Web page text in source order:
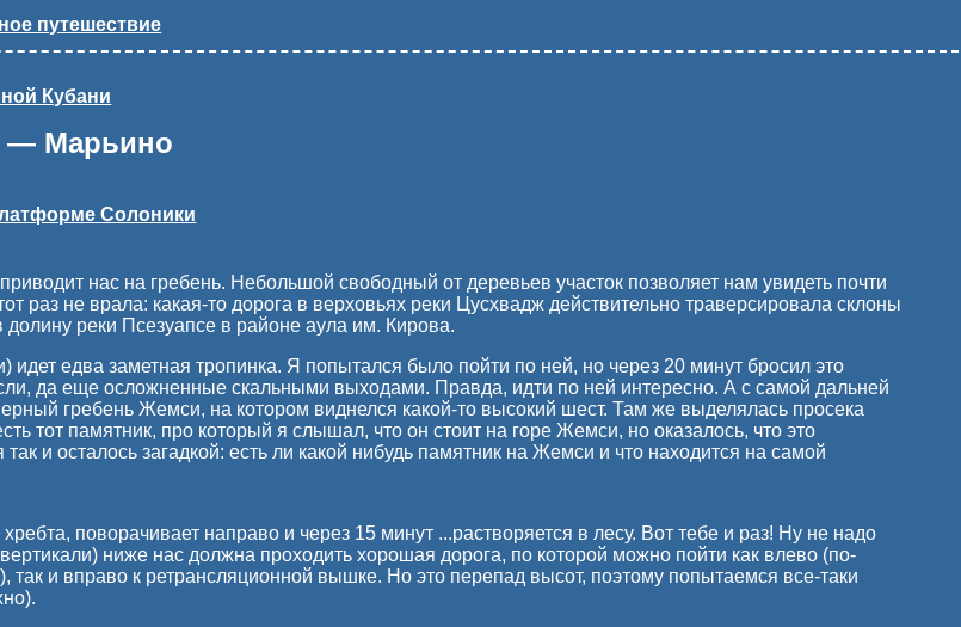
путешествие
Кубани
— Марьино
Солоники
нас на гребень. Небольшой свободный от деревьев участок позволяет нам увидеть почти
раз не врала: какая-то дорога в верховьях реки Цусхвадж действительно траверсировала склоны
долину реки Псезуапсе в районе аула им. Кирова.
едва заметная тропинка. Я попытался было пойти по ней, но через 20 минут бросил это
да еще осложненные скальными выходами. Правда, идти по ней интересно. А с самой дальней
гребень Жемси, на котором виднелся какой-то высокий шест. Там же выделялась просека
тот памятник, про который я слышал, что он стоит на горе Жемси, но оказалось, что это
и осталось загадкой: есть ли какой нибудь памятник на Жемси и что находится на самой
поворачивает направо и через 15 минут ...растворяется в лесу. Вот тебе и раз! Ну не надо
ниже нас должна проходить хорошая дорога, по которой можно пойти как влево (по-
так и вправо к ретрансляционной вышке. Но это перепад высот, поэтому попытаемся все-таки